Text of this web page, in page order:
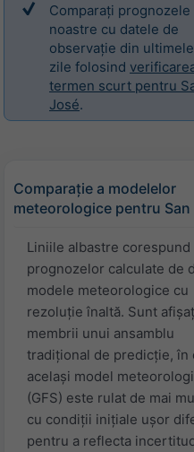
Comparați prognozele
noastre cu datele de
observație din ultimele
zile folosind
termen scurt pentru
José.
Comparație a modelelor
meteorologice pentru San
Liniile albastre corespund
prognozelor calculate de
modele meteorologice cu
rezoluție înaltă. Sunt
membrii unui ansamblu
tradițional de predicție, în
același model
(GFS) este rulat de mai
cu condiții inițiale ușor
pentru a reflecta